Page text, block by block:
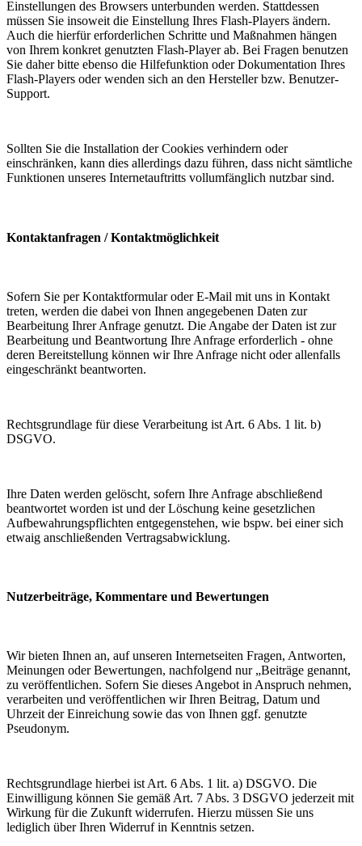
Einstellungen des Browsers unterbunden werden. Stattdessen
müssen Sie insoweit die Einstellung Ihres Flash-Players ändern.
Auch die hierfür erforderlichen Schritte und Maßnahmen hängen
von Ihrem konkret genutzten Flash-Player ab. Bei Fragen benutzen
Sie daher bitte ebenso die Hilfefunktion oder Dokumentation Ihres
Flash-Players oder wenden sich an den Hersteller bzw. Benutzer-
Support.
Sollten Sie die Installation der Cookies verhindern oder
einschränken, kann dies allerdings dazu führen, dass nicht sämtliche
Funktionen unseres Internetauftritts vollumfänglich nutzbar sind.
Kontaktanfragen / Kontaktmöglichkeit
Sofern Sie per Kontaktformular oder E-Mail mit uns in Kontakt
treten, werden die dabei von Ihnen angegebenen Daten zur
Bearbeitung Ihrer Anfrage genutzt. Die Angabe der Daten ist zur
Bearbeitung und Beantwortung Ihre Anfrage erforderlich - ohne
deren Bereitstellung können wir Ihre Anfrage nicht oder allenfalls
eingeschränkt beantworten.
Rechtsgrundlage für diese Verarbeitung ist Art. 6 Abs. 1 lit. b)
DSGVO.
Ihre Daten werden gelöscht, sofern Ihre Anfrage abschließend
beantwortet worden ist und der Löschung keine gesetzlichen
Aufbewahrungspflichten entgegenstehen, wie bspw. bei einer sich
etwaig anschließenden Vertragsabwicklung.
Nutzerbeiträge, Kommentare und Bewertungen
Wir bieten Ihnen an, auf unseren Internetseiten Fragen, Antworten,
Meinungen oder Bewertungen, nachfolgend nur „Beiträge genannt,
zu veröffentlichen. Sofern Sie dieses Angebot in Anspruch nehmen,
verarbeiten und veröffentlichen wir Ihren Beitrag, Datum und
Uhrzeit der Einreichung sowie das von Ihnen ggf. genutzte
Pseudonym.
Rechtsgrundlage hierbei ist Art. 6 Abs. 1 lit. a) DSGVO. Die
Einwilligung können Sie gemäß Art. 7 Abs. 3 DSGVO jederzeit mit
Wirkung für die Zukunft widerrufen. Hierzu müssen Sie uns
lediglich über Ihren Widerruf in Kenntnis setzen.